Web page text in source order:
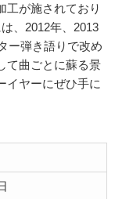
工が施されており
、2012年、2013
ー弾き語りで改め
て曲ごとに蘇る景
イヤーにぜひ手に